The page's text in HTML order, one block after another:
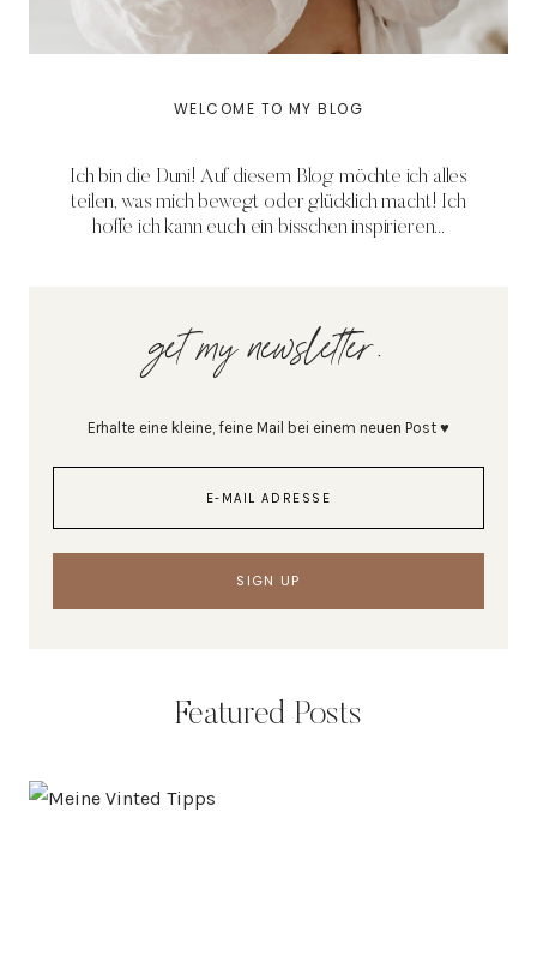
WELCOME TO MY BLOG
Ich bin die Duni! Auf diesem Blog möchte ich alles
teilen, was mich bewegt oder glücklich macht! Ich
hoffe ich kann euch ein bisschen inspirieren...
get my newsletter.
Erhalte eine kleine, feine Mail bei einem neuen Post ♥
Featured Posts